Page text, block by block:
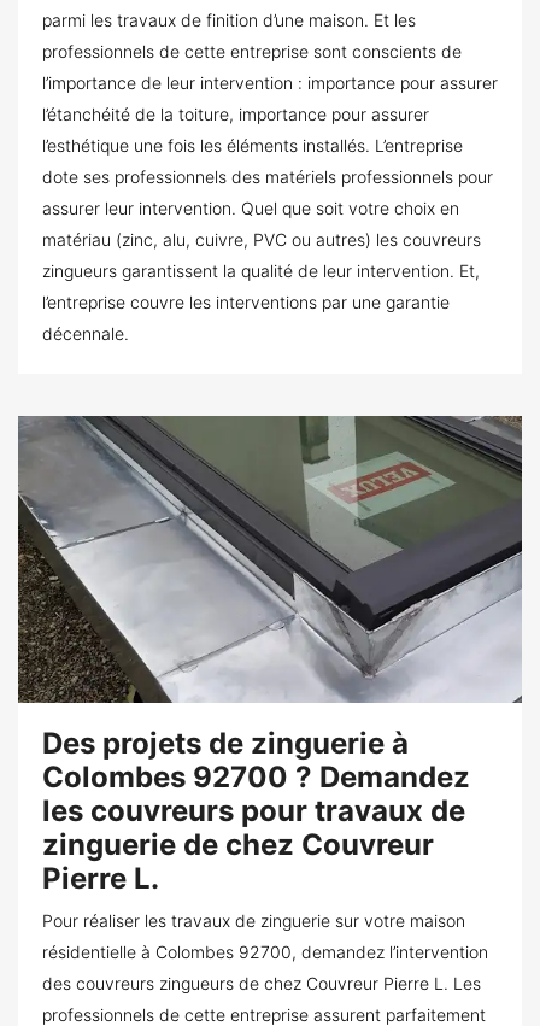
parmi les travaux de finition d’une maison. Et les
professionnels de cette entreprise sont conscients de
l’importance de leur intervention : importance pour assurer
l’étanchéité de la toiture, importance pour assurer
l’esthétique une fois les éléments installés. L’entreprise
dote ses professionnels des matériels professionnels pour
assurer leur intervention. Quel que soit votre choix en
matériau (zinc, alu, cuivre, PVC ou autres) les couvreurs
zingueurs garantissent la qualité de leur intervention. Et,
l’entreprise couvre les interventions par une garantie
décennale.
Des projets de zinguerie à
Colombes 92700 ? Demandez
les couvreurs pour travaux de
zinguerie de chez Couvreur
Pierre L.
Pour réaliser les travaux de zinguerie sur votre maison
résidentielle à Colombes 92700, demandez l’intervention
des couvreurs zingueurs de chez Couvreur Pierre L. Les
professionnels de cette entreprise assurent parfaitement